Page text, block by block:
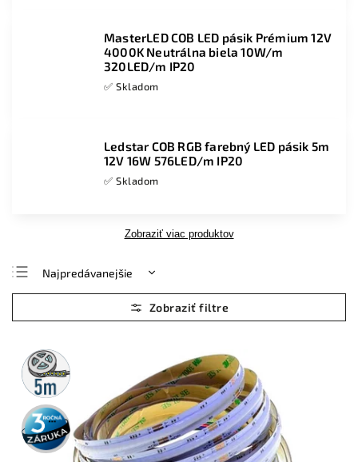
MasterLED COB LED pásik Prémium 12V
4000K Neutrálna biela 10W/m
320LED/m IP20
✅ Skladom
Ledstar COB RGB farebný LED pásik 5m
12V 16W 576LED/m IP20
✅ Skladom
Zobraziť viac produktov
Najpredávanejšie
Najlacnejšie
Najdrahšie
Abecedne
5m
rolka
3 roky
záruka